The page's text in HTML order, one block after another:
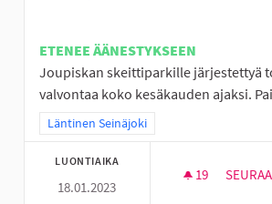
ETENEE ÄÄNESTYKSEEN
Joupiskan skeittiparkille järjestettyä
valvontaa koko kesäkauden ajaksi.
Rajaa tulokset teeman mukaan: Läntinen
Läntinen Seinäjoki
LUONTIAIKA
18.01.2023
19 19
SEURAA